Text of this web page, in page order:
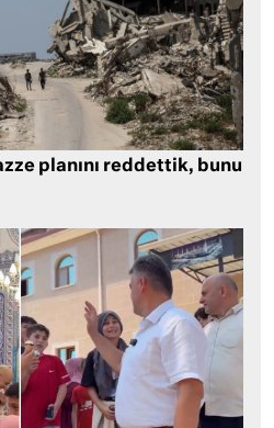
planını reddettik, bunu